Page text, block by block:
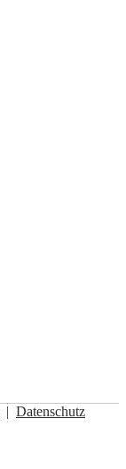
| Datenschutz